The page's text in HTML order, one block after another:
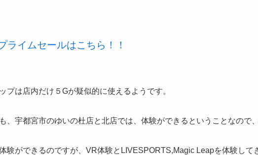
ライムセールはこちら！！
プは店内だけ５Gが疑似的に使えるようです。
、宇都宮市のゆいの杜店と北店では、体験ができるということなので
験ができるのですが、VR体験とLIVESPORTS,Magic Leapを体験して